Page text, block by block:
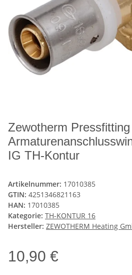
Zewotherm Pressfitting
IG TH-Kontur
Artikelnummer: 17010385
GTIN: 4251346821163
HAN: 17010385
Kategorie: TH-KONTUR 16
Hersteller: ZEWOTHERM Heating
10,90 €